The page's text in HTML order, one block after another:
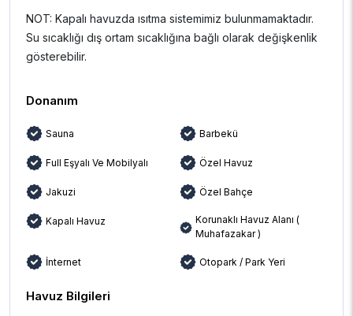
NOT: Kapalı havuzda ısıtma sistemimiz bulunmamaktadır.
Su sıcaklığı dış ortam sıcaklığına bağlı olarak değişkenlik
gösterebilir.
Donanım
Sauna Barbekü
Full Eşyalı Ve Mobilyalı Özel Havuz
Jakuzi Özel Bahçe
Kapalı Havuz
Korunaklı Havuz Alanı (
Muhafazakar )
İnternet Otopark / Park Yeri
Havuz Bilgileri